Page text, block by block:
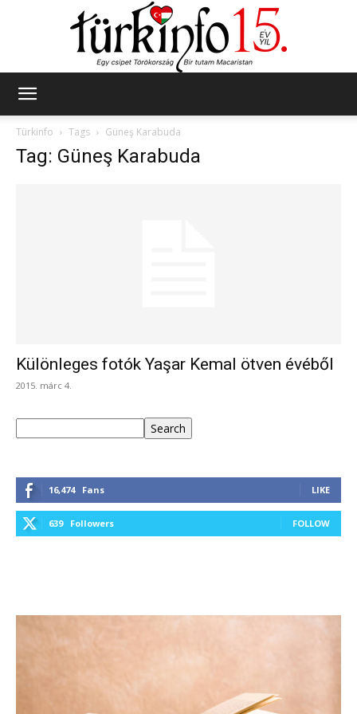
Türkinfo
Tags Güneş Karabuda
Tag: Güneş Karabuda
Különleges fotók Yaşar Kemal ötven évéből
2015. márc 4.
Search
16,474 Fans LIKE
639 Followers FOLLOW